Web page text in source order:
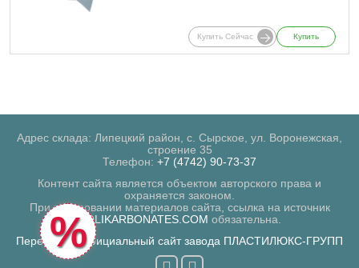
Купить Сейчас Купить
Адрес склада: Липецкий район, с. Сырское, ул. Воронежская,
строение 35
Телефон: +7 (4742) 90-73-37
Контент сайта является объектом авторского права и
охраняется законом.
При копировании материалов сайта, ссылка на источник
POLIKARBONATES.COM обязательна.
Перейти на официальный сайт завода ПЛАСТИЛЮКС-ГРУПП
%